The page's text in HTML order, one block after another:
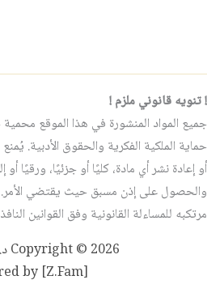
! تنويه قانوني ملزم !
جميع المواد المنشورة في هذا الموقع
حماية الملكية الفكرية والحقوق الأدبية.
أو إعادة نشر أي مادة، كليًا أو جزئيًا، ورقيًا
والحصول على إذن مسبق حيث يقتضي
مرتكبه للمساءلة القانونية وفق القوانين
Copyright © 2026 د.جوزيف زيتون
by [Z.Fam]